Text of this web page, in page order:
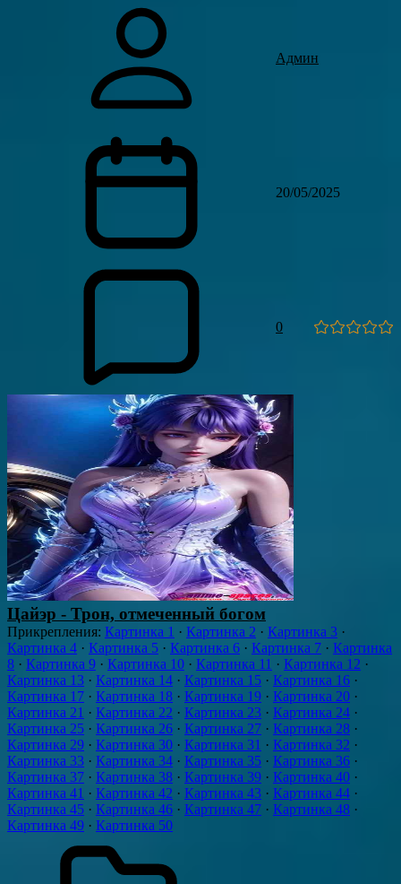
Админ
20/05/2025
0
Цайэр - Трон, отмеченный богом
Прикрепления: Картинка 1 · Картинка 2 · Картинка 3 ·
Картинка 4 · Картинка 5 · Картинка 6 · Картинка 7 · Картинка
8 · Картинка 9 · Картинка 10 · Картинка 11 · Картинка 12 ·
Картинка 13 · Картинка 14 · Картинка 15 · Картинка 16 ·
Картинка 17 · Картинка 18 · Картинка 19 · Картинка 20 ·
Картинка 21 · Картинка 22 · Картинка 23 · Картинка 24 ·
Картинка 25 · Картинка 26 · Картинка 27 · Картинка 28 ·
Картинка 29 · Картинка 30 · Картинка 31 · Картинка 32 ·
Картинка 33 · Картинка 34 · Картинка 35 · Картинка 36 ·
Картинка 37 · Картинка 38 · Картинка 39 · Картинка 40 ·
Картинка 41 · Картинка 42 · Картинка 43 · Картинка 44 ·
Картинка 45 · Картинка 46 · Картинка 47 · Картинка 48 ·
Картинка 49 · Картинка 50